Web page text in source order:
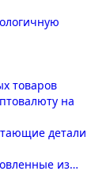
товаров
на
детали
из…